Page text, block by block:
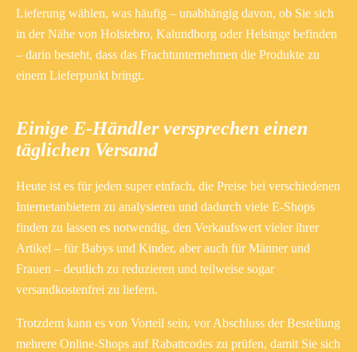
Lieferung wählen, was häufig – unabhängig davon, ob Sie sich
in der Nähe von Holstebro, Kalundborg oder Helsinge befinden
– darin besteht, dass das Frachtunternehmen die Produkte zu
einem Lieferpunkt bringt.
Einige E-Händler versprechen einen
täglichen Versand
Heute ist es für jeden super einfach, die Preise bei verschiedenen
Internetanbietern zu analysieren und dadurch viele E-Shops
finden zu lassen es notwendig, den Verkaufswert vieler ihrer
Artikel – für Babys und Kinder, aber auch für Männer und
Frauen – deutlich zu reduzieren und teilweise sogar
versandkostenfrei zu liefern.
Trotzdem kann es von Vorteil sein, vor Abschluss der Bestellung
mehrere Online-Shops auf Rabattcodes zu prüfen, damit Sie sich